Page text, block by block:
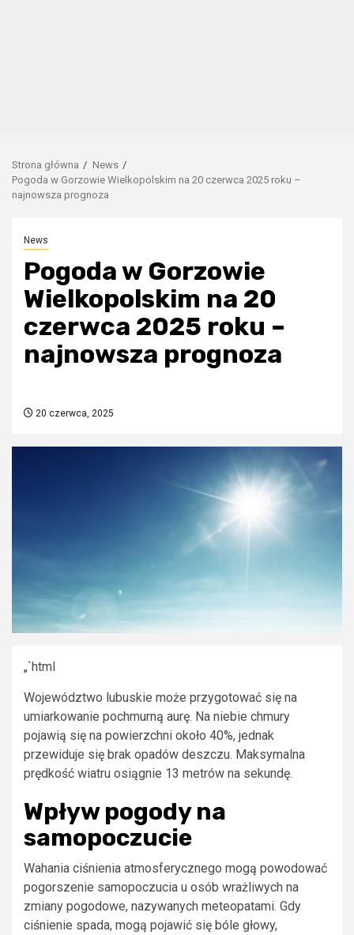
Strona główna
News
Pogoda w Gorzowie Wielkopolskim na 20 czerwca 2025 roku –
najnowsza prognoza
News
Pogoda w Gorzowie
Wielkopolskim na 20
czerwca 2025 roku –
najnowsza prognoza
20 czerwca, 2025
„`html
Województwo lubuskie może przygotować się na
umiarkowanie pochmurną aurę. Na niebie chmury
pojawią się na powierzchni około 40%, jednak
przewiduje się brak opadów deszczu. Maksymalna
prędkość wiatru osiągnie 13 metrów na sekundę.
Wpływ pogody na
samopoczucie
Wahania ciśnienia atmosferycznego mogą powodować
pogorszenie samopoczucia u osób wrażliwych na
zmiany pogodowe, nazywanych meteopatami. Gdy
ciśnienie spada, mogą pojawić się bóle głowy,